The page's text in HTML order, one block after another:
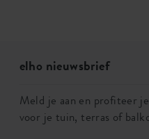
elho nieuwsbrief
Meld je aan en profiteer
voor je tuin, terras of